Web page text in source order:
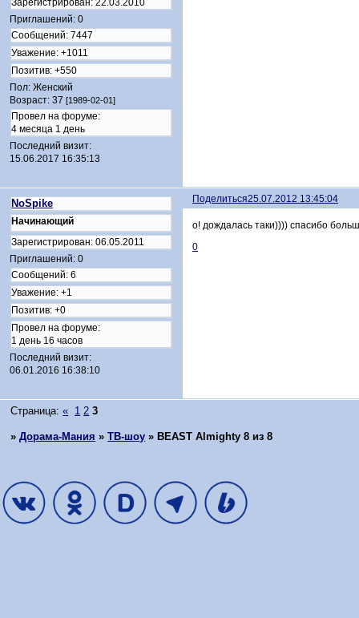
Приглашений: 0
Сообщений: 7447
Уважение: +1011
Позитив: +550
Пол: Женский
Возраст: 37 [1989-02-01]
Провел на форуме:
4 месяца 1 день
Последний визит:
15.06.2017 16:35:13
Поделиться25.07.2012 13:45:04
NoSpike
Начинающий
Зарегистрирован: 06.05.2011
Приглашений: 0
Сообщений: 6
Уважение: +1
Позитив: +0
Провел на форуме:
1 день 16 часов
Последний визит:
06.01.2016 16:38:10
о! дождалась таки)))) спасибо
0
Страница:« 1 2 3
»Дорама-Мания »ТВ-шоу » BEAST Almighty 8 из 8